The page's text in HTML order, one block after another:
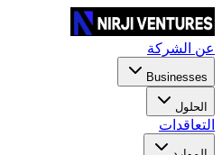
عن الشركة
Businesses
الحلول
التعاقدات